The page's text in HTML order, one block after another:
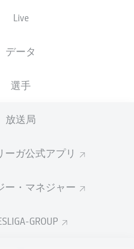
Live
データ
選手
放送局
ーガ公式アプリ
ー・マネジャー
GROUP
- 日, 04.04.2027
広告
thanks for joining us for build-up